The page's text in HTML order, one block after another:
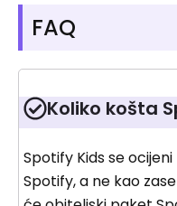
FAQ
Koliko košta
Spotify Kids se
Spotify, a ne kao